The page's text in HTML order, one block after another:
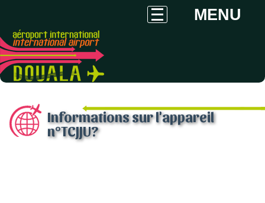
MENU
Informations sur l'appareil
n°TCJJU?